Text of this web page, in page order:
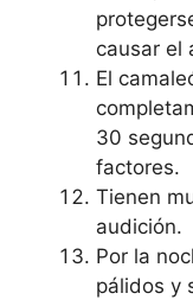
causar el
El
30
factores.
Tienen
audición.
Por la
pálidos y